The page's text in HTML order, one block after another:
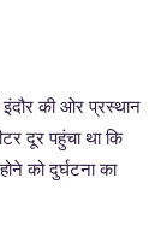
की ओर प्रस्थान
दूर पहुंचा था कि
को दुर्घटना का